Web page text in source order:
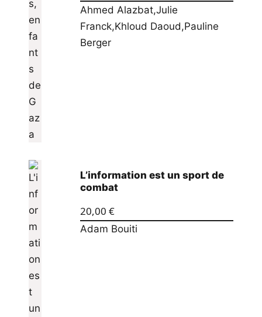
Ahmed Alazbat,Julie
Franck,Khloud Daoud,Pauline
Berger
L’information est un sport de
combat
20,00 €
Adam Bouiti